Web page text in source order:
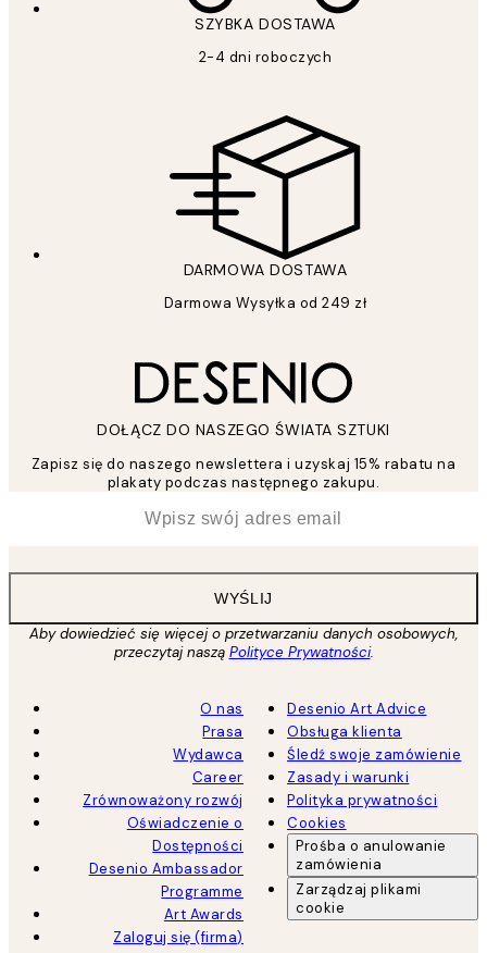
SZYBKA DOSTAWA
2-4 dni roboczych
DARMOWA DOSTAWA
Darmowa Wysyłka od 249 zł
DOŁĄCZ DO NASZEGO ŚWIATA SZTUKI
Zapisz się do naszego newslettera i uzyskaj 15% rabatu na
plakaty podczas następnego zakupu.
WYŚLIJ
Aby dowiedzieć się więcej o przetwarzaniu danych osobowych,
przeczytaj naszą Polityce Prywatności.
O nas
Prasa
Wydawca
Career
Zrównoważony rozwój
Oświadczenie o
Dostępności
Desenio Ambassador
Programme
Art Awards
Zaloguj się (firma)
Desenio Art Advice
Obsługa klienta
Śledź swoje zamówienie
Zasady i warunki
Polityka prywatności
Cookies
Prośba o anulowanie
zamówienia
Zarządzaj plikami
cookie